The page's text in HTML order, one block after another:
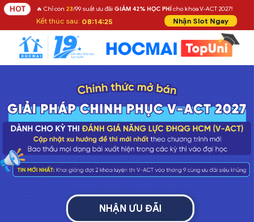
🔥 Chỉ còn 23/99 suất ưu đãi GIẢM 42% HỌC PHÍcho khóa V-ACT 2027!
HOT
Kết thúc sau: 08:14:25 Nhận Slot Ngay
NHẬN ƯU ĐÃI